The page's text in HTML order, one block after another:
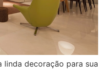
linda decoração para sua